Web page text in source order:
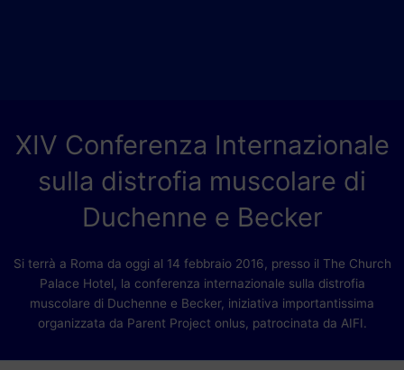
XIV Conferenza Internazionale
sulla distrofia muscolare di
Duchenne e Becker
Si terrà a Roma da oggi al 14 febbraio 2016, presso il The Church
Palace Hotel, la conferenza internazionale sulla distrofia
muscolare di Duchenne e Becker, iniziativa importantissima
organizzata da Parent Project onlus, patrocinata da AIFI.